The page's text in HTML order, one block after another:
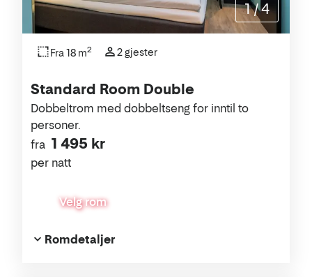
Standard Room Double
fra 1 495 kr
per natt
Dobbeltrom med dobbeltseng for inntil to
personer.
Velg rom
Fra 18 m2 2 gjester
Romdetaljer
1 /4